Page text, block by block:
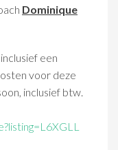
Dominique
een
voor deze
inclusief btw.